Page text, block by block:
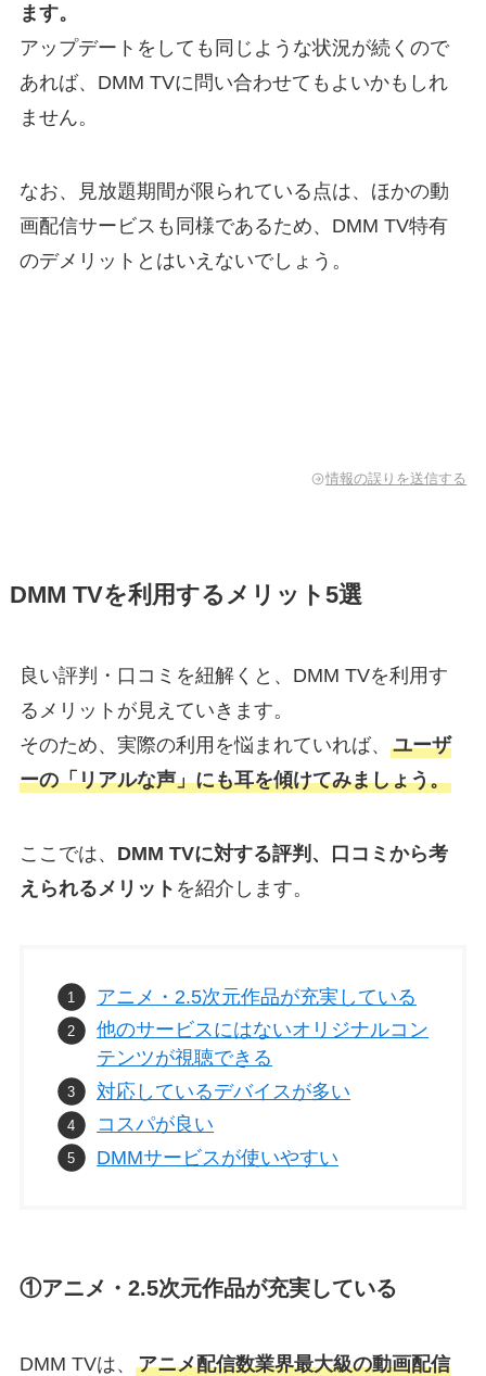
ます。
アップデートをしても同じような状況が続くので
あれば、DMM TVに問い合わせてもよいかもしれ
ません。
なお、見放題期間が限られている点は、ほかの動
画配信サービスも同様であるため、DMM TV特有
のデメリットとはいえないでしょう。
情報の誤りを送信する
DMM TVを利用するメリット5選
良い評判・口コミを紐解くと、DMM TVを利用す
るメリットが見えていきます。
そのため、実際の利用を悩まれていれば、 ユーザ
ーの「リアルな声」にも耳を傾けてみましょう。
ここでは、 DMM TVに対する評判、口コミから考
えられるメリット を紹介します。
アニメ・2.5次元作品が充実している
他のサービスにはないオリジナルコン
テンツが視聴できる
対応しているデバイスが多い
コスパが良い
DMMサービスが使いやすい
①アニメ・2.5次元作品が充実している
DMM TVは、 アニメ配信数業界最大級の動画配信